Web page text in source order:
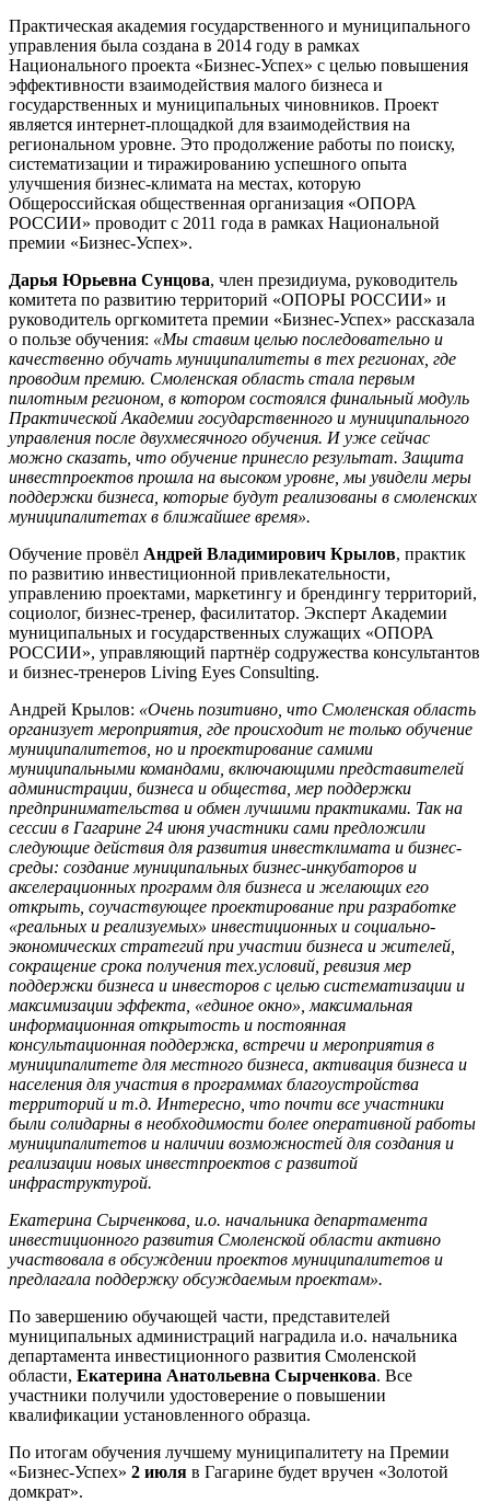
Практическая академия государственного и муниципального
управления была создана в 2014 году в рамках
Национального проекта «Бизнес-Успех» с целью повышения
эффективности взаимодействия малого бизнеса и
государственных и муниципальных чиновников. Проект
является интернет-площадкой для взаимодействия на
региональном уровне. Это продолжение работы по поиску,
систематизации и тиражированию успешного опыта
улучшения бизнес-климата на местах, которую
Общероссийская общественная организация «ОПОРА
РОССИИ» проводит с 2011 года в рамках Национальной
премии «Бизнес-Успех».
Дарья Юрьевна Сунцова, член президиума, руководитель
комитета по развитию территорий «ОПОРЫ РОССИИ» и
руководитель оргкомитета премии «Бизнес-Успех» рассказала
о пользе обучения: «Мы ставим целью последовательно и
качественно обучать муниципалитеты в тех регионах, где
проводим премию. Смоленская область стала первым
пилотным регионом, в котором состоялся финальный модуль
Практической Академии государственного и муниципального
управления после двухмесячного обучения. И уже сейчас
можно сказать, что обучение принесло результат. Защита
инвестпроектов прошла на высоком уровне, мы увидели меры
поддержки бизнеса, которые будут реализованы в смоленских
муниципалитетах в ближайшее время».
Обучение провёл Андрей Владимирович Крылов, практик
по развитию инвестиционной привлекательности,
управлению проектами, маркетингу и брендингу территорий,
социолог, бизнес-тренер, фасилитатор. Эксперт Академии
муниципальных и государственных служащих «ОПОРА
РОССИИ», управляющий партнёр содружества консультантов
и бизнес-тренеров Living Eyes Consulting.
Андрей Крылов: «Очень позитивно, что Смоленская область
организует мероприятия, где происходит не только обучение
муниципалитетов, но и проектирование самими
муниципальными командами, включающими представителей
администрации, бизнеса и общества, мер поддержки
предпринимательства и обмен лучшими практиками. Так на
сессии в Гагарине 24 июня участники сами предложили
следующие действия для развития инвестклимата и бизнес-
среды: создание муниципальных бизнес-инкубаторов и
акселерационных программ для бизнеса и желающих его
открыть, соучаствующее проектирование при разработке
«реальных и реализуемых» инвестиционных и социально-
экономических стратегий при участии бизнеса и жителей,
сокращение срока получения тех.условий, ревизия мер
поддержки бизнеса и инвесторов с целью систематизации и
максимизации эффекта, «единое окно», максимальная
информационная открытость и постоянная
консультационная поддержка, встречи и мероприятия в
муниципалитете для местного бизнеса, активация бизнеса и
населения для участия в программах благоустройства
территорий и т.д. Интересно, что почти все участники
были солидарны в необходимости более оперативной работы
муниципалитетов и наличии возможностей для создания и
реализации новых инвестпроектов с развитой
инфраструктурой.
Екатерина Сырченкова, и.о. начальника департамента
инвестиционного развития Смоленской области активно
участвовала в обсуждении проектов муниципалитетов и
предлагала поддержку обсуждаемым проектам».
По завершению обучающей части, представителей
муниципальных администраций наградила и.о. начальника
департамента инвестиционного развития Смоленской
области, Екатерина Анатольевна Сырченкова. Все
участники получили удостоверение о повышении
квалификации установленного образца.
По итогам обучения лучшему муниципалитету на Премии
«Бизнес-Успех» 2 июля в Гагарине будет вручен «Золотой
домкрат».